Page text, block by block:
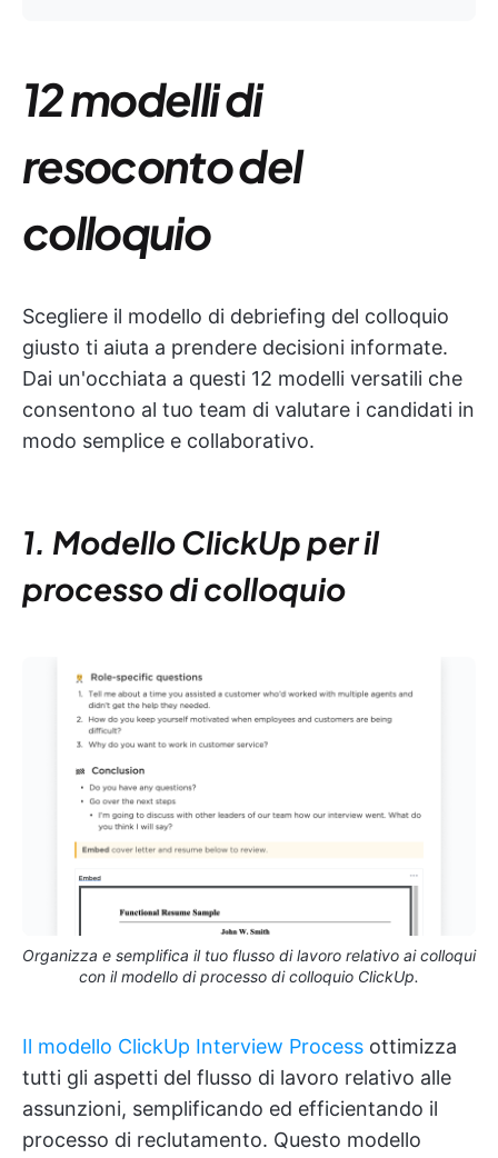
12 modelli di
resoconto del
colloquio
Scegliere il modello di debriefing del colloquio
giusto ti aiuta a prendere decisioni informate.
Dai un'occhiata a questi 12 modelli versatili che
consentono al tuo team di valutare i candidati in
modo semplice e collaborativo.
1. Modello ClickUp per il
processo di colloquio
Organizza e semplifica il tuo flusso di lavoro relativo ai colloqui
con il modello di processo di colloquio ClickUp.
Il modello ClickUp Interview Process ottimizza
tutti gli aspetti del flusso di lavoro relativo alle
assunzioni, semplificando ed efficientando il
processo di reclutamento. Questo modello